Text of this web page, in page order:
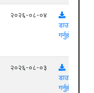
२०२६-०८-०४
डाउनलोड
गर्नुहोस्
२०२६-०८-०३
डाउनलोड
गर्नुहोस्